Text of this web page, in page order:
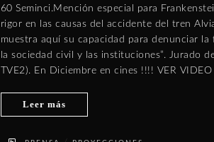
60 Seminci.Mención especial para
rigor en las causas del accidente del tren
muestra aquí su capacidad para denunciar
la sociedad civil y las instituciones”. Jurado
TVE2). En Diciembre en cines !!!! VER VIDEO
Leer más